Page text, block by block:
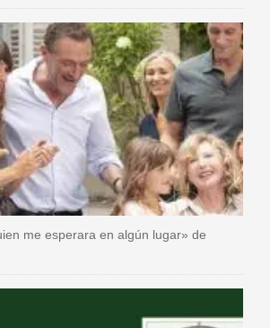
me esperara en algún lugar» de